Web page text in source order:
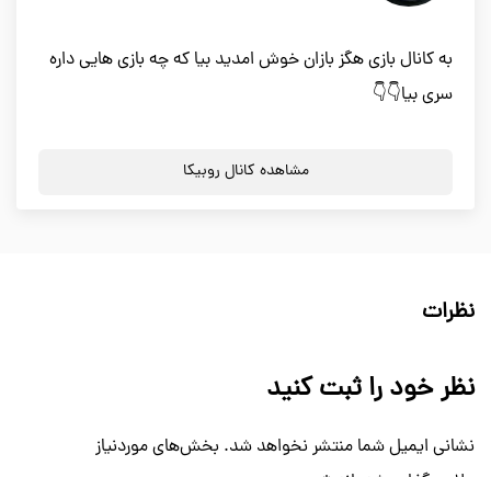
به کانال بازی هگز بازان خوش امدید بیا که چه بازی هایی داره
سری بیا👇👇
مشاهده کانال روبیکا
نظرات
نظر خود را ثبت کنید
نشانی ایمیل شما منتشر نخواهد شد. بخش‌های موردنیاز